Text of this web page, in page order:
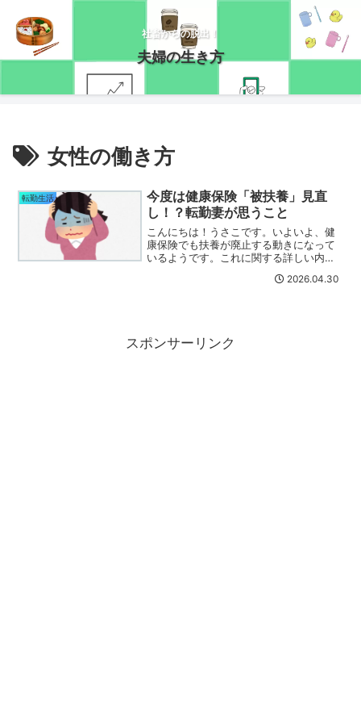
社畜からの脱出！
夫婦の生き方
女性の働き方
転勤生活
今度は健康保険「被扶養」見直
し！？転勤妻が思うこと
こんにちは！うさこです。いよいよ、健
康保険でも扶養が廃止する動きになって
いるようです。これに関する詳しい内容
す。もともと健康保険の扶養の考え方は
2026.04.30
スポンサーリンク